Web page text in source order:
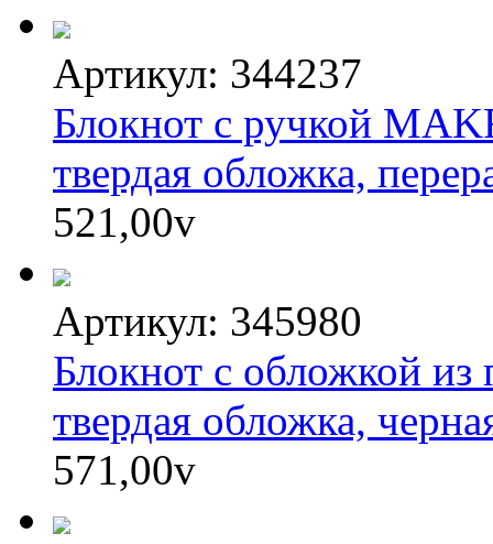
Артикул: 344237
Блокнот с ручкой
твердая обложка,
521,00v
Артикул: 345980
Блокнот с обложкой
твердая обложка,
571,00v